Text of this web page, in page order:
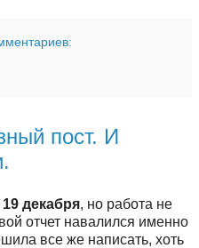
пост. И
19 декабря, но работа не
отчет навалился именно
все же написать, хоть